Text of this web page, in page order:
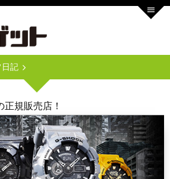
日記
規販売店！